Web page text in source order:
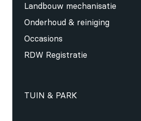
Landbouw mechanisatie
Onderhoud & reiniging
Occasions
RDW Registratie
TUIN & PARK